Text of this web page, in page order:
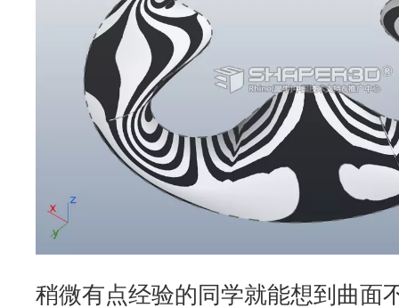
稍微有点经验的同学就能想到曲面